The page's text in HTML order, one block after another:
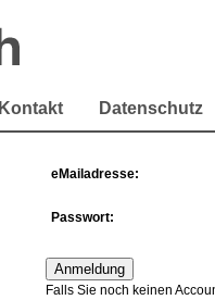
Kontakt Datenschutz
eMailadresse:
Passwort:
Falls Sie noch keinen